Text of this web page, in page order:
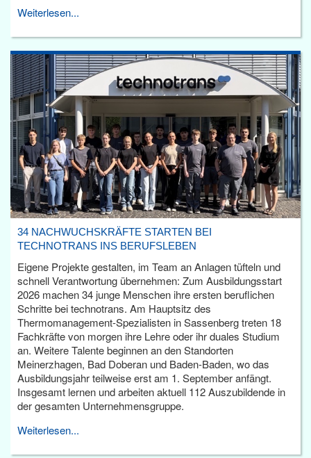
Weiterlesen...
34 NACHWUCHSKRÄFTE STARTEN BEI
TECHNOTRANS INS BERUFSLEBEN
Eigene Projekte gestalten, im Team an Anlagen tüfteln und
schnell Verantwortung übernehmen: Zum Ausbildungsstart
2026 machen 34 junge Menschen ihre ersten beruflichen
Schritte bei technotrans. Am Hauptsitz des
Thermomanagement-Spezialisten in Sassenberg treten 18
Fachkräfte von morgen ihre Lehre oder ihr duales Studium
an. Weitere Talente beginnen an den Standorten
Meinerzhagen, Bad Doberan und Baden-Baden, wo das
Ausbildungsjahr teilweise erst am 1. September anfängt.
Insgesamt lernen und arbeiten aktuell 112 Auszubildende in
der gesamten Unternehmensgruppe.
Weiterlesen...